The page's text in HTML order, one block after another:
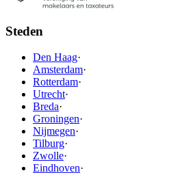
Steden
Den Haag·
Amsterdam·
Rotterdam·
Utrecht·
Breda·
Groningen·
Nijmegen·
Tilburg·
Zwolle·
Eindhoven·